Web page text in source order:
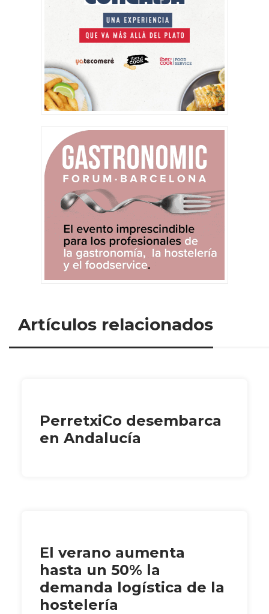
Artículos relacionados
PerretxiCo desembarca
en Andalucía
El verano aumenta
hasta un 50% la
demanda logística de la
hostelería